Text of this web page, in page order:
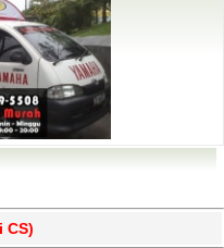
CS)